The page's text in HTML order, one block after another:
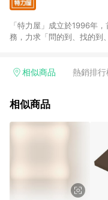
「特力屋」成立於1996年
務，力求「問的到、找的到
客找到居家修繕、佈置或裝
等各方面進行整合，提升服
最佳解決方案，以創造優質
造幸福家園時的優先選擇。
相似商品 熱銷排行
相似商品